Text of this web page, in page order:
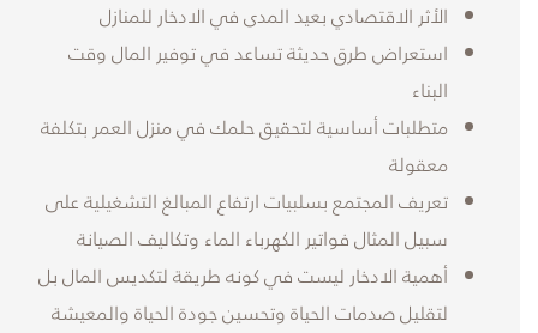
الأثر الاقتصادي بعيد المدى في الادخار للمنازل
استعراض طرق حديثة تساعد في توفير المال وقت
البناء
متطلبات أساسية لتحقيق حلمك في منزل العمر بتكلفة
معقولة
تعريف المجتمع بسلبيات ارتفاع المبالغ التشغيلية على
سبيل المثال فواتير الكهرباء الماء وتكاليف الصيانة
أهمية الادخار ليست في كونه طريقة لتكديس المال بل
لتقليل صدمات الحياة وتحسين جودة الحياة والمعيشة